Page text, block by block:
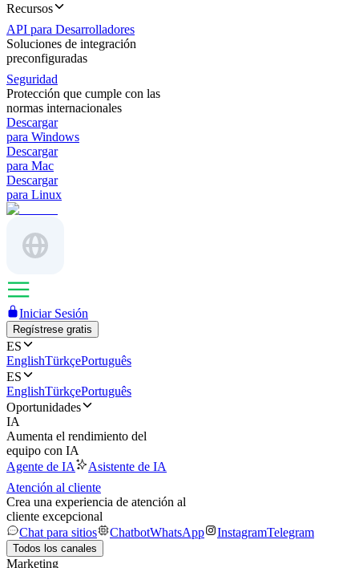
Recursos
API para Desarrolladores
Soluciones de integración
preconfiguradas
Seguridad
Protección que cumple con las
normas internacionales
Descargar
para Windows
Descargar
para Mac
Descargar
para Linux
Iniciar Sesión
Regístrese gratis
ES
EnglishTürkçePortuguês
ES
EnglishTürkçePortuguês
Oportunidades
IA
Aumenta el rendimiento del
equipo con IA
Agente de IA
Asistente de IA
Atención al cliente
Crea una experiencia de atención al
cliente excepcional
Chat para sitios
ChatbotWhatsApp InstagramTelegram
Todos los canales
Marketing